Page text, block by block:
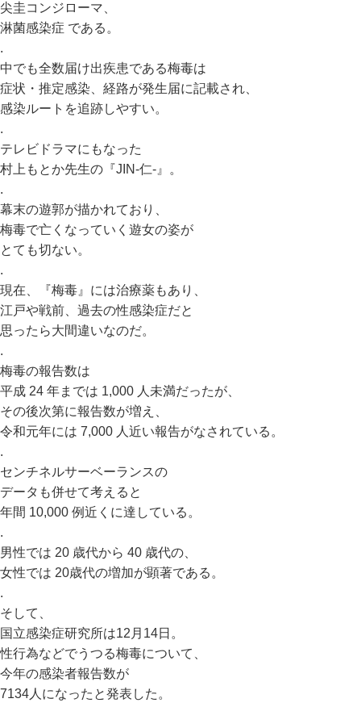
尖圭コンジローマ、
淋菌感染症 である。
.
中でも全数届け出疾患である梅毒は
症状・推定感染、経路が発生届に記載され、
感染ルートを追跡しやすい。
.
テレビドラマにもなった
村上もとか先生の『JIN-仁-』。
.
幕末の遊郭が描かれており、
梅毒で亡くなっていく遊女の姿が
とても切ない。
.
現在、『梅毒』には治療薬もあり、
江戸や戦前、過去の性感染症だと
思ったら大間違いなのだ。
.
梅毒の報告数は
平成 24 年までは 1,000 人未満だったが、
その後次第に報告数が増え、
令和元年には 7,000 人近い報告がなされている。
.
センチネルサーベーランスの
データも併せて考えると
年間 10,000 例近くに達している。
.
男性では 20 歳代から 40 歳代の、
女性では 20歳代の増加が顕著である。
.
そして、
国立感染症研究所は12月14日。
性行為などでうつる梅毒について、
今年の感染者報告数が
7134人になったと発表した。